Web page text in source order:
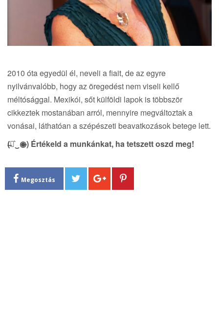
2010 óta egyedül él, neveli a fiait, de az egyre
nyilvánvalóbb, hogy az öregedést nem viseli kellő
méltósággal. Mexikói, sőt külföldi lapok is többször
cikkeztek mostanában arról, mennyire megváltoztak a
vonásai, láthatóan a szépészeti beavatkozások betege lett.
(̶◉͛‿◉̶) Értékeld a munkánkat, ha tetszett oszd meg!
Megosztás